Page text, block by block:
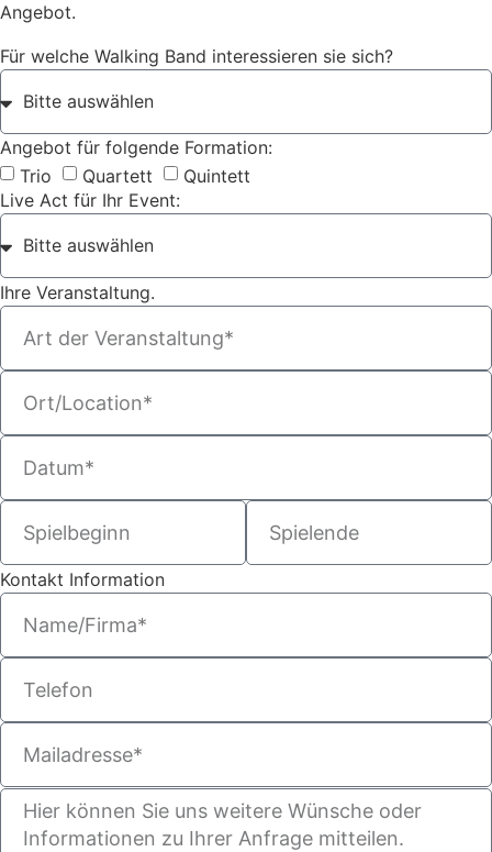
Angebot.
Für welche Walking Band interessieren sie sich?
Angebot für folgende Formation:
Trio
Quartett
Quintett
Live Act für Ihr Event:
Ihre Veranstaltung.
Kontakt Information